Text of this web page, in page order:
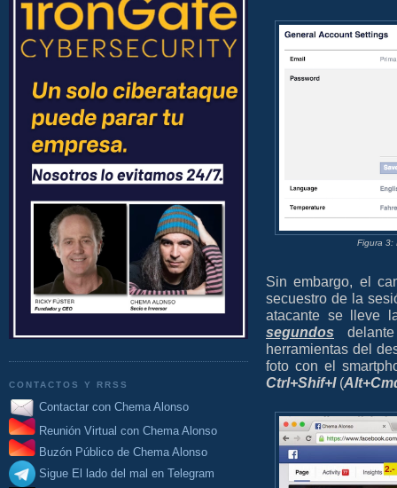
CONTACTOS Y RRSS
Contactar con Chema Alonso
Reunión Virtual con Chema Alonso
Buzón Público de Chema Alonso
Sigue El lado del mal en Telegram
Figura 3:
Sin embargo, el
secuestro de la
atacante se lleve
segundos
herramientas del
foto con el
Ctrl+Shif+I (